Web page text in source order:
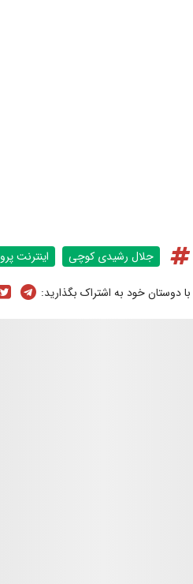
جلال رشیدی کوچی اینترنت پرو
با دوستان خود به اشتراک بگذارید: